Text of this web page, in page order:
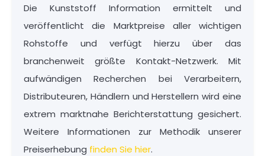
Die Kunststoff Information ermittelt und
veröffentlicht die Marktpreise aller wichtigen
Rohstoffe und verfügt hierzu über das
branchenweit größte Kontakt-Netzwerk. Mit
aufwändigen Recherchen bei Verarbeitern,
Distributeuren, Händlern und Herstellern wird eine
extrem marktnahe Berichterstattung gesichert.
Weitere Informationen zur Methodik unserer
Preiserhebung finden Sie hier.